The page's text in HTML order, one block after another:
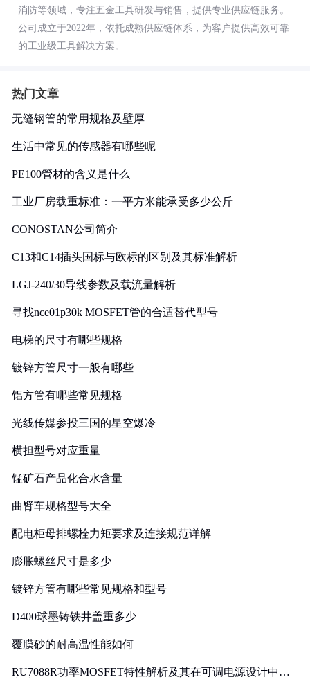
消防等领域，专注五金工具研发与销售，提供专业供应链服务。
公司成立于2022年，依托成熟供应链体系，为客户提供高效可靠
的工业级工具解决方案。
热门文章
无缝钢管的常用规格及壁厚
生活中常见的传感器有哪些呢
PE100管材的含义是什么
工业厂房载重标准：一平方米能承受多少公斤
CONOSTAN公司简介
C13和C14插头国标与欧标的区别及其标准解析
LGJ-240/30导线参数及载流量解析
寻找nce01p30k MOSFET管的合适替代型号
电梯的尺寸有哪些规格
镀锌方管尺寸一般有哪些
铝方管有哪些常见规格
光线传媒参投三国的星空爆冷
横担型号对应重量
锰矿石产品化合水含量
曲臂车规格型号大全
配电柜母排螺栓力矩要求及连接规范详解
膨胀螺丝尺寸是多少
镀锌方管有哪些常见规格和型号
D400球墨铸铁井盖重多少
覆膜砂的耐高温性能如何
RU7088R功率MOSFET特性解析及其在可调电源设计中的